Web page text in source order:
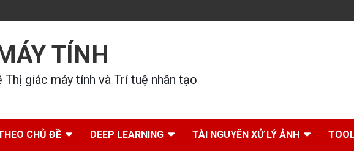
TÍNH
Thị giác máy tính và Trí tuệ nhân tạo
CHỦ ĐỀ DEEP LEARNING TÀI NGUYÊN XỬ LÝ ẢNH